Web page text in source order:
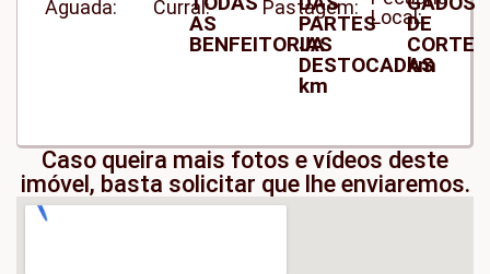
Aguada: Curral:
AS
BENFEITORIAS
Pastagem:
PARTES
JA
DESTOCADAS
km
Local:
DE
CORTE
km
Caso queira mais fotos e vídeos deste
imóvel, basta solicitar que lhe enviaremos.